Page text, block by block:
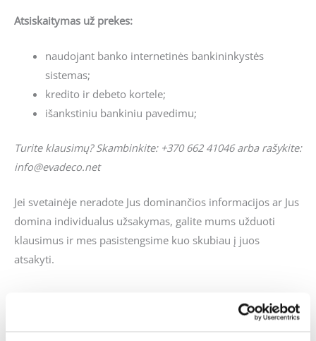
Atsiskaitymas už prekes:
naudojant banko internetinės bankininkystės
sistemas;
kredito ir debeto kortele;
išankstiniu bankiniu pavedimu;
Turite klausimų? Skambinkite: +370 662 41046 arba rašykite:
info@evadeco.net
Jei svetainėje neradote Jus dominančios informacijos ar Jus
domina individualus užsakymas, galite mums užduoti
klausimus ir mes pasistengsime kuo skubiau į juos
atsakyti.